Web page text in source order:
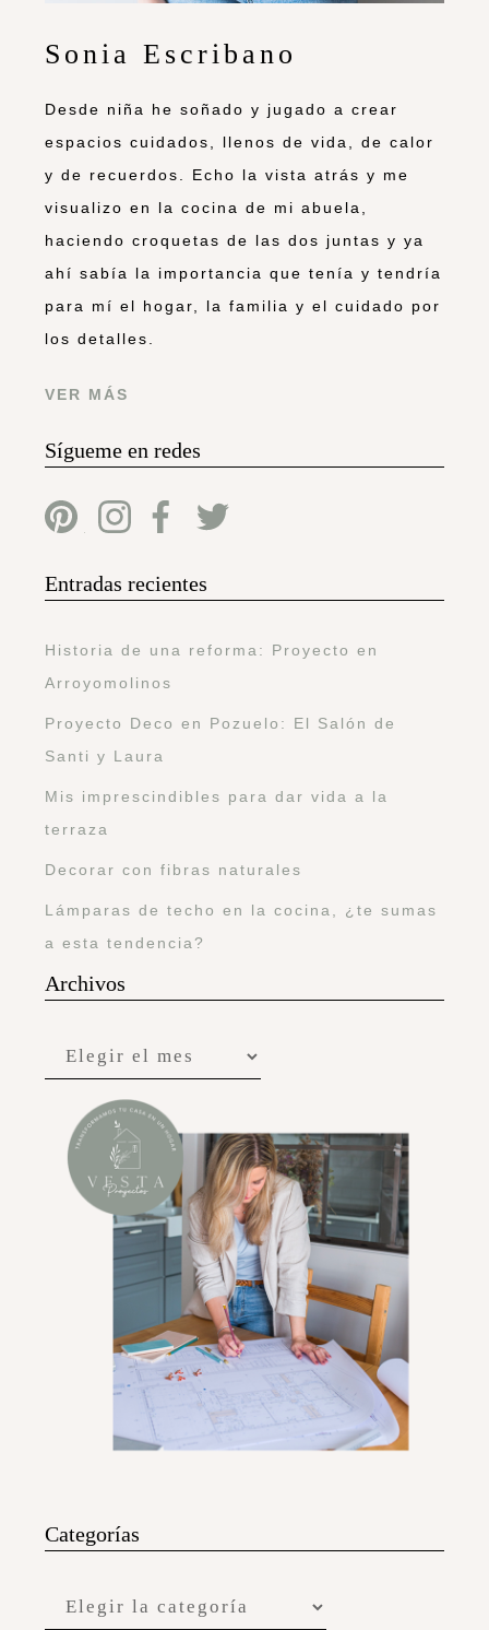
Sonia Escribano
Desde niña he soñado y jugado a crear
espacios cuidados, llenos de vida, de calor
y de recuerdos. Echo la vista atrás y me
visualizo en la cocina de mi abuela,
haciendo croquetas de las dos juntas y ya
ahí sabía la importancia que tenía y tendría
para mí el hogar, la familia y el cuidado por
los detalles.
VER MÁS
Sígueme en redes
Entradas recientes
Historia de una reforma: Proyecto en
Arroyomolinos
Proyecto Deco en Pozuelo: El Salón de
Santi y Laura
Mis imprescindibles para dar vida a la
terraza
Decorar con fibras naturales
Lámparas de techo en la cocina, ¿te sumas
a esta tendencia?
Archivos
Categorías